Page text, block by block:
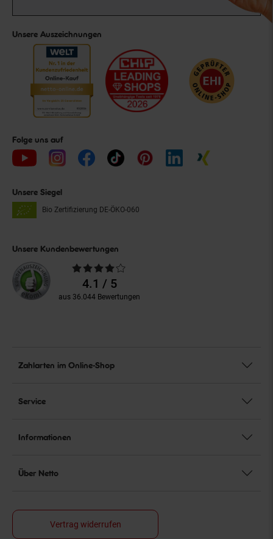
Unsere Auszeichnungen
Folge uns auf
Unsere Siegel
Bio Zertifizierung DE-ÖKO-060
Unsere Kundenbewertungen
Durchschnittliche
Bewertungen4.1 / 5
aus 36.044 Bewertungen
Zahlarten im Online-Shop
Service
Informationen
Über Netto
Vertrag widerrufen